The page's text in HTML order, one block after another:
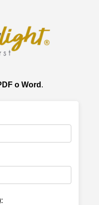
o Word .